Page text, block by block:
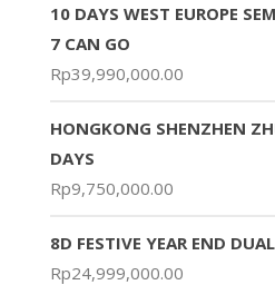
10 DAYS WEST EUROPE
7 CAN GO
Rp39,990,000.00
HONGKONG SHENZHEN
DAYS
Rp9,750,000.00
8D FESTIVE YEAR END
Rp24,999,000.00